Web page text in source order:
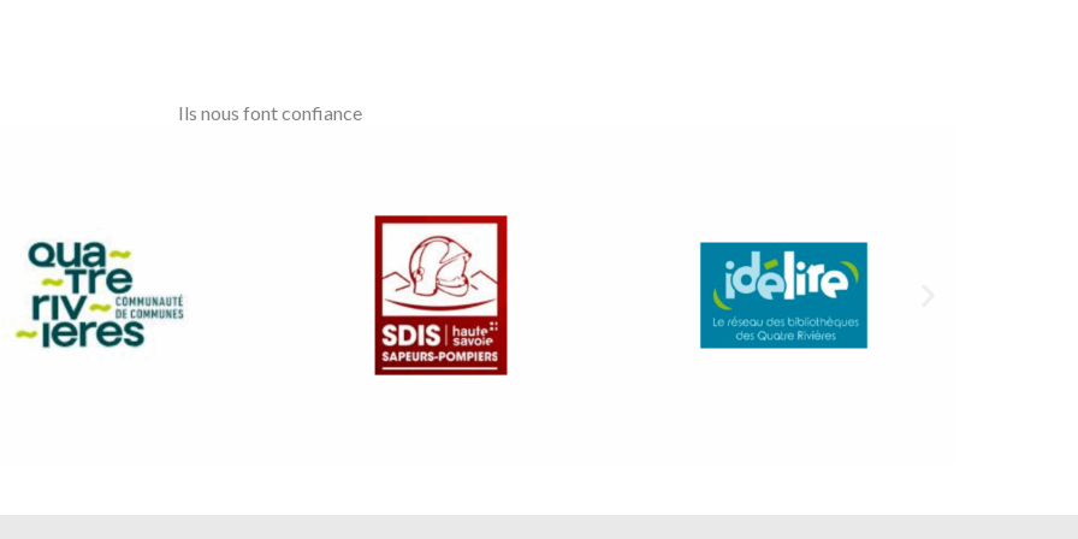
Ils nous font confiance